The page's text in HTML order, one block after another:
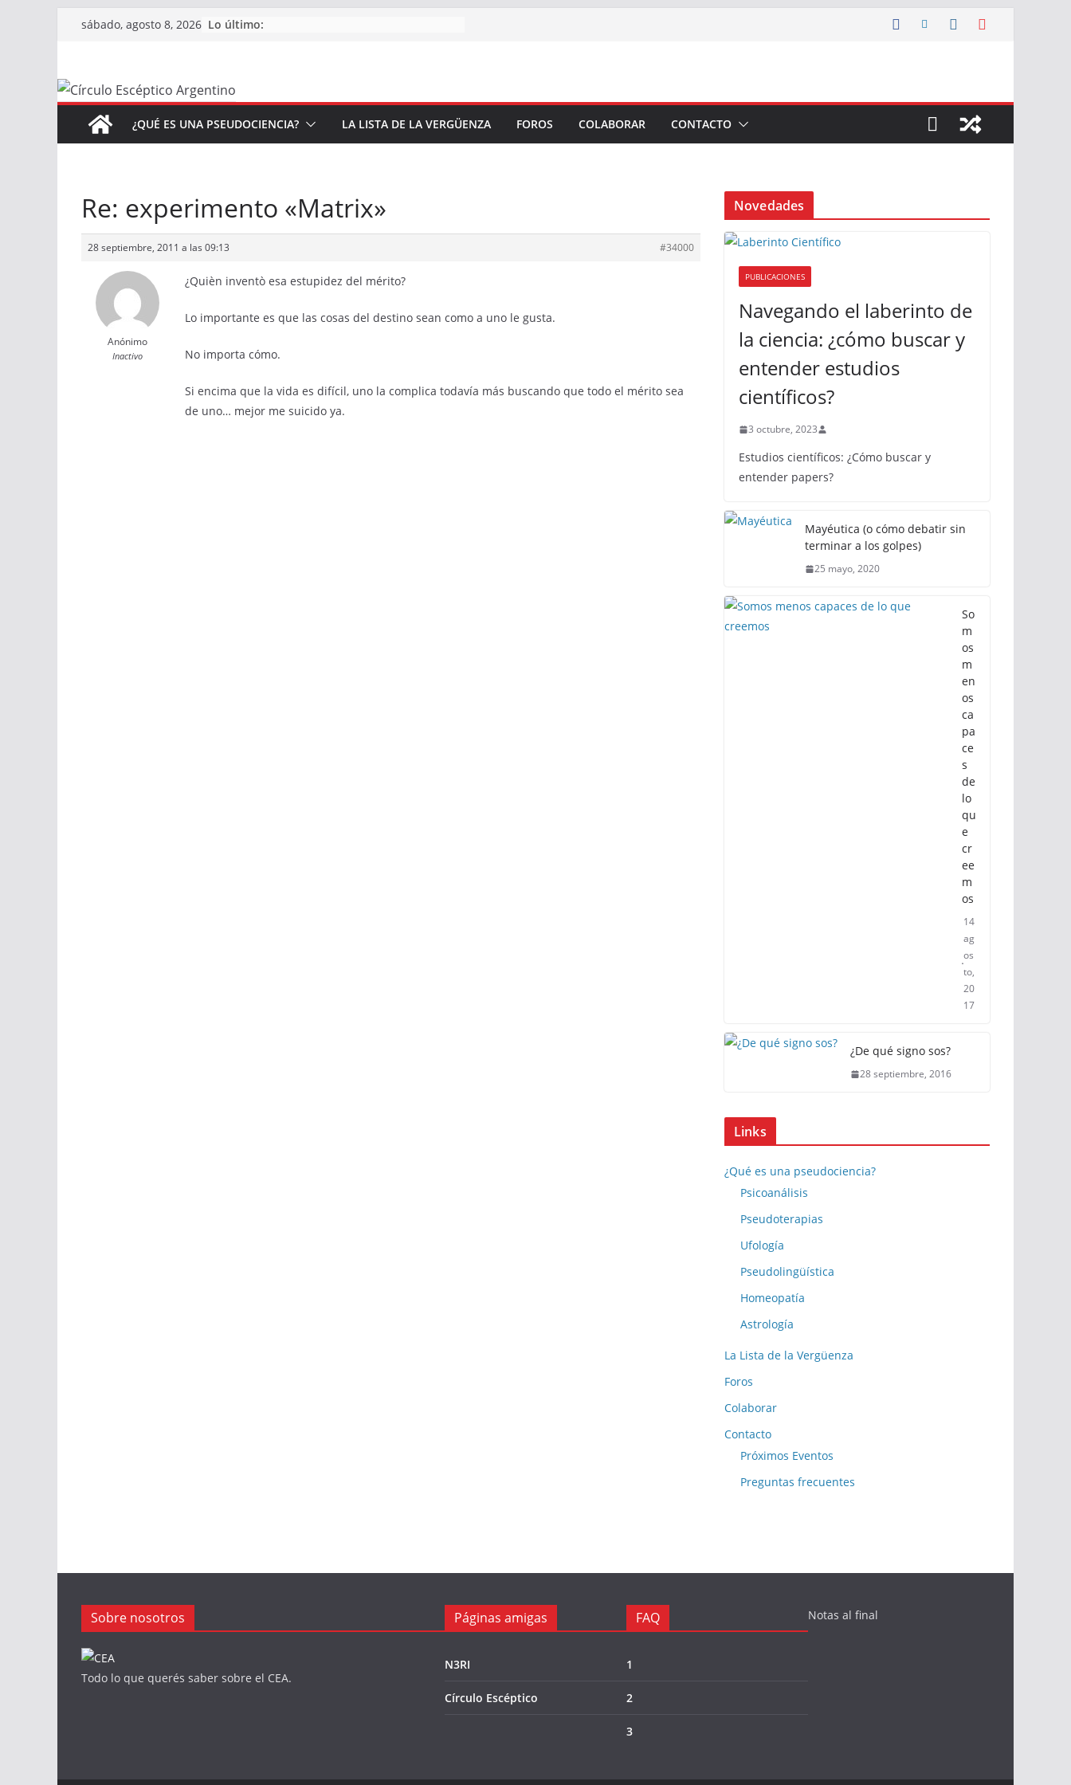
Saltarsábado, agosto 8, 2026 Lo último:
¿QUÉ ES UNA PSEUDOCIENCIA? LA LISTA DE LA VERGÜENZA FOROS COLABORAR CONTACTO
Re: experimento «Matrix»
28 septiembre, 2011 a las 09:13 #34000
Anónimo
Inactivo
¿Quièn inventò esa estupidez del mérito?
Lo importante es que las cosas del destino sean como a uno le gusta.
No importa cómo.
Si encima que la vida es difícil, uno la complica todavía más buscando que todo el mérito sea
de uno… mejor me suicido ya.
Novedades
PUBLICACIONES
Navegando el laberinto de
la ciencia: ¿cómo buscar y
entender estudios
científicos?
3 octubre, 2023
Estudios científicos: ¿Cómo buscar y
entender papers?
Mayéutica (o cómo debatir sin
terminar a los golpes)
25 mayo, 2020
So
m
os
m
en
os
ca
pa
ce
s
de
lo
qu
e
cr
ee
m
os
14
ag
os
to,
20
17
¿De qué signo sos?
28 septiembre, 2016
Links
¿Qué es una pseudociencia?
Psicoanálisis
Pseudoterapias
Ufología
Pseudolingüística
Homeopatía
Astrología
La Lista de la Vergüenza
Foros
Colaborar
Contacto
Próximos Eventos
Preguntas frecuentes
Sobre nosotros
Todo lo que querés saber sobre el CEA.
Páginas amigas
N3RI
Círculo Escéptico
FAQ
1
2
3
Notas al final